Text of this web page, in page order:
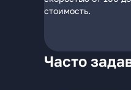
стоимость.
Часто